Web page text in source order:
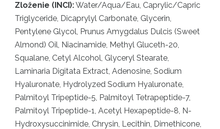
Zloženie (INCI):Water/Aqua/Eau, Caprylic/Capric
Triglyceride, Dicaprylyl Carbonate, Glycerin,
Pentylene Glycol, Prunus Amygdalus Dulcis (Sweet
Almond) Oil, Niacinamide, Methyl Gluceth-20,
Squalane, Cetyl Alcohol, Glyceryl Stearate,
Laminaria Digitata Extract, Adenosine, Sodium
Hyaluronate, Hydrolyzed Sodium Hyaluronate,
Palmitoyl Tripeptide-5, Palmitoyl Tetrapeptide-7,
Palmitoyl Tripeptide-1, Acetyl Hexapeptide-8, N-
Hydroxysuccinimide, Chrysin, Lecithin, Dimethicone,